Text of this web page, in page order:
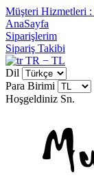
Müşteri Hizmetleri :
AnaSayfa
Siparişlerim
Sipariş Takibi
TR − TL
Dil
Para Birimi
Hoşgeldiniz Sn.